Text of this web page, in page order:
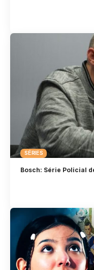
SÉRIES
Bosch: Série Policial